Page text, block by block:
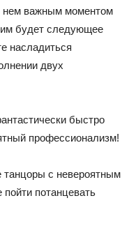
нем важным моментом
будет следующее
насладиться
двух
быстро
профессионализм!
с невероятным
потанцевать